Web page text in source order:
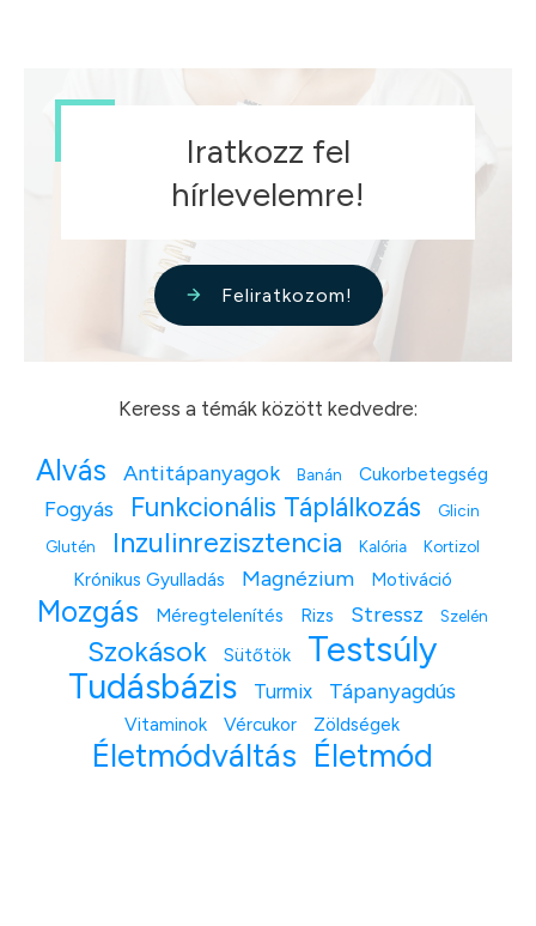
Iratkozz fel
hírlevelemre!
Feliratkozom!
Keress a témák között kedvedre:
Alvás Antitápanyagok Banán Cukorbetegség
Fogyás Funkcionális Táplálkozás
Glicin
Glutén
Inzulinrezisztencia Kalória Kortizol
Krónikus Gyulladás Magnézium Motiváció
Mozgás Méregtelenítés Rizs Stressz Szelén
Szokások Sütőtök Testsúly
Tudásbázis Turmix Tápanyagdús
Vitaminok Vércukor Zöldségek
Életmódváltás Életmód